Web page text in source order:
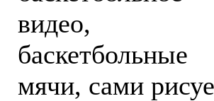
видео,
баскетбольные
мячи, сами